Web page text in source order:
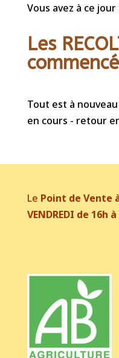
Vous avez à ce
Les
Tout est à
en cours - retour
Le Point de Vente
VENDREDI de 16h